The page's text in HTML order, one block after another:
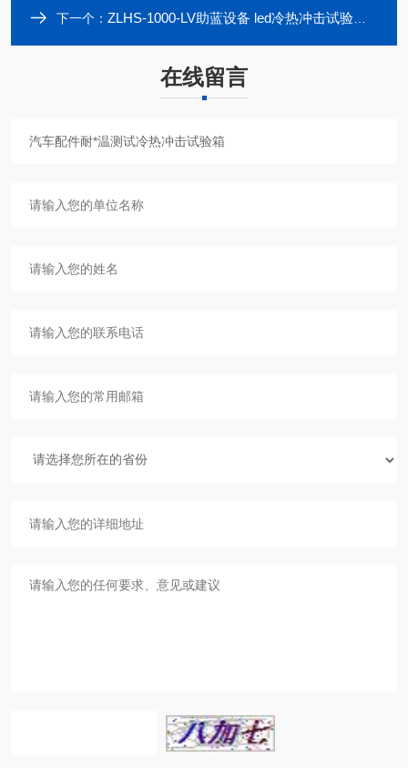
下一个： ZLHS-1000-LV助蓝设备 led冷热冲击试验箱厂家
在线留言